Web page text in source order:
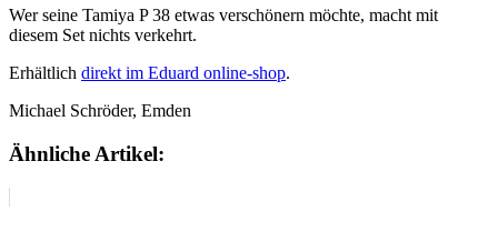
Wer seine Tamiya P 38 etwas verschönern möchte, macht mit
diesem Set nichts verkehrt.
Erhältlich direkt im Eduard online-shop.
Michael Schröder, Emden
Ähnliche Artikel: